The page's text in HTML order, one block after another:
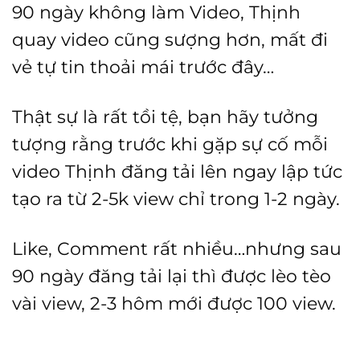
90 ngày không làm Video, Thịnh
quay video cũng sượng hơn, mất đi
vẻ tự tin thoải mái trước đây…
Thật sự là rất tồi tệ, bạn hãy tưởng
tượng rằng trước khi gặp sự cố mỗi
video Thịnh đăng tải lên ngay lập tức
tạo ra từ 2-5k view chỉ trong 1-2 ngày.
Like, Comment rất nhiều…nhưng sau
90 ngày đăng tải lại thì được lèo tèo
vài view, 2-3 hôm mới được 100 view.